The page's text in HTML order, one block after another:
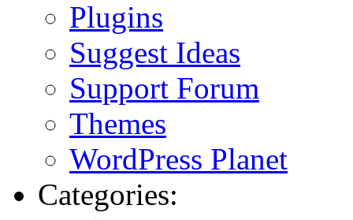
Plugins
Suggest Ideas
Support Forum
Themes
WordPress Planet
Categories: